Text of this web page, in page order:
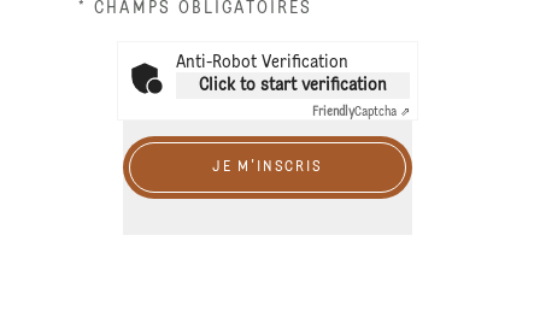
* CHAMPS OBLIGATOIRES
Anti-Robot Verification
Click to start verification
FriendlyCaptcha ⇗
JE M'INSCRIS